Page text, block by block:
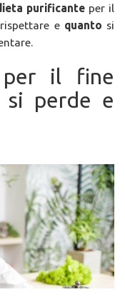
purificanteper il
e quanto si
per il fine
si perde e